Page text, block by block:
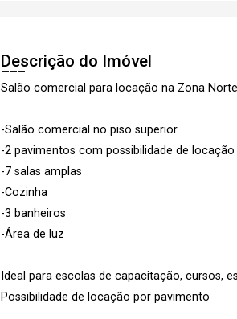
Descrição do Imóvel
Salão comercial para locação na Zona
-Salão comercial no piso superior
-2 pavimentos com possibilidade de
-7 salas amplas
-Cozinha
-3 banheiros
-Área de luz
Ideal para escolas de capacitação, cursos,
Possibilidade de locação por pavimento